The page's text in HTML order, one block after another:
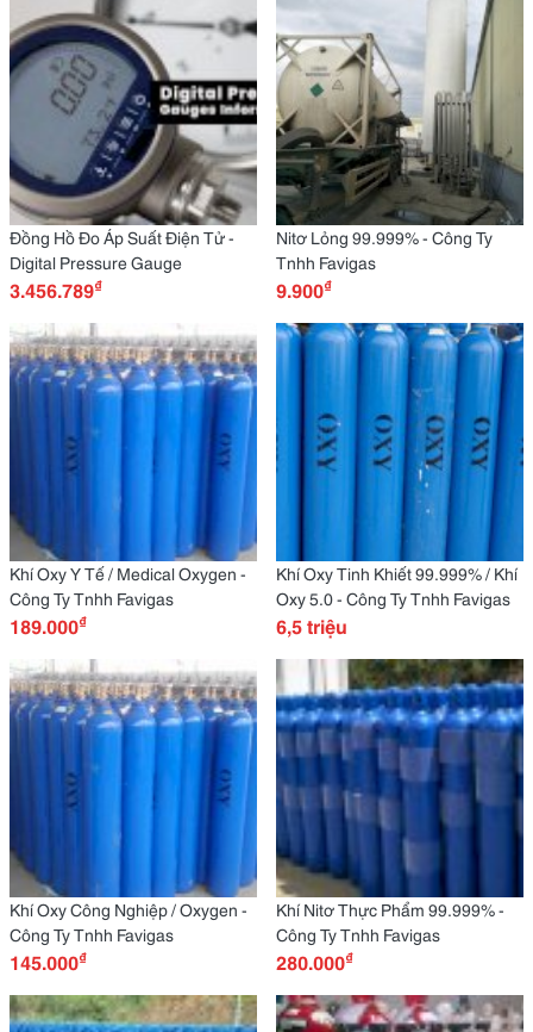
Đồng Hồ Đo Áp Suất Điện Tử -
Digital Pressure Gauge
3.456.789₫
Nitơ Lỏng 99.999% - Công Ty
Tnhh Favigas
9.900₫
Khí Oxy Y Tế / Medical Oxygen -
Công Ty Tnhh Favigas
189.000₫
Khí Oxy Tinh Khiết 99.999% / Khí
Oxy 5.0 - Công Ty Tnhh Favigas
6,5 triệu
Khí Oxy Công Nghiệp / Oxygen -
Công Ty Tnhh Favigas
145.000₫
Khí Nitơ Thực Phẩm 99.999% -
Công Ty Tnhh Favigas
280.000₫